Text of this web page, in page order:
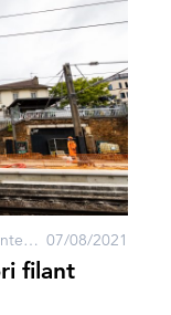
Mantes Station, Mantes-la-Jolie, Mantes-la-Ville 07/08/2021
filant